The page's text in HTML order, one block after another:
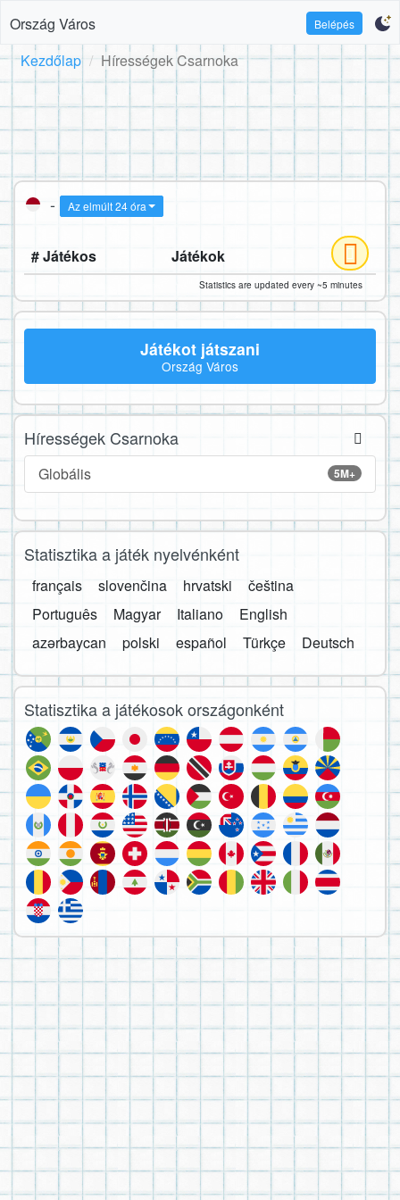
Ország Város Belépés
Kezdőlap Hírességek Csarnoka
- Az elmúlt 24 óra
# Játékos Játékok
Statistics are updated every ~5 minutes
Játékot játszani
Ország Város
Hírességek Csarnoka
5M+
Globális
Statisztika a játék nyelvénként
français slovenčina hrvatski
čeština
Português
Magyar Italiano
English
azərbaycan
polski español Türkçe Deutsch
Statisztika a játékosok országonként